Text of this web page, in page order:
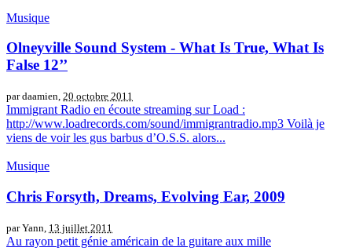
Musique
Olneyville Sound System - What Is True, What Is
False 12’’
par daamien, 20 octobre 2011
Immigrant Radio en écoute streaming sur Load :
http://www.loadrecords.com/sound/immigrantradio.mp3 Voilà je
viens de voir les gus barbus d’O.S.S. alors...
Musique
Chris Forsyth, Dreams, Evolving Ear, 2009
par Yann, 13 juillet 2011
Au rayon petit génie américain de la guitare aux mille